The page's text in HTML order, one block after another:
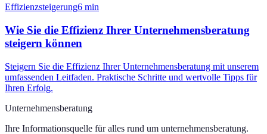
Effizienzsteigerung6 min
Wie Sie die Effizienz Ihrer Unternehmensberatung
steigern können
Steigern Sie die Effizienz Ihrer Unternehmensberatung mit unserem
umfassenden Leitfaden. Praktische Schritte und wertvolle Tipps für
Ihren Erfolg.
Unternehmensberatung
Ihre Informationsquelle für alles rund um unternehmensberatung.